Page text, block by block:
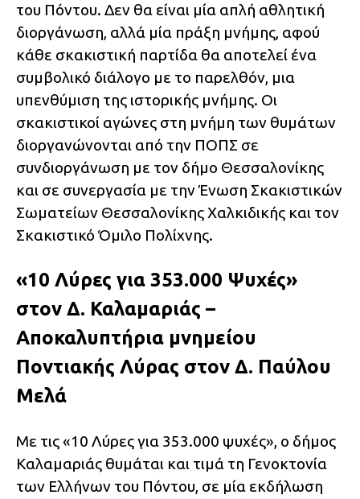
του Πόντου. Δεν θα είναι μία απλή αθλητική
διοργάνωση, αλλά μία πράξη μνήμης, αφού
κάθε σκακιστική παρτίδα θα αποτελεί ένα
συμβολικό διάλογο με το παρελθόν, μια
υπενθύμιση της ιστορικής μνήμης. Οι
σκακιστικοί αγώνες στη μνήμη των θυμάτων
διοργανώνονται από την ΠΟΠΣ σε
συνδιοργάνωση με τον δήμο Θεσσαλονίκης
και σε συνεργασία με την Ένωση Σκακιστικών
Σωματείων Θεσσαλονίκης Χαλκιδικής και τον
Σκακιστικό Όμιλο Πολίχνης.
«10 Λύρες για 353.000 Ψυχές»
στον Δ. Καλαμαριάς –
Αποκαλυπτήρια μνημείου
Ποντιακής Λύρας στον Δ. Παύλου
Μελά
Με τις «10 Λύρες για 353.000 ψυχές», ο δήμος
Καλαμαριάς θυμάται και τιμά τη Γενοκτονία
των Ελλήνων του Πόντου, σε μία εκδήλωση